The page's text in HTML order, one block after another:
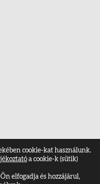
cookie-kat használunk.
a cookie-k (sütik)
elfogadja és hozzájárul,